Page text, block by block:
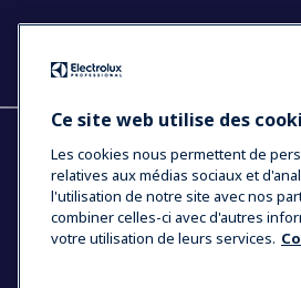
Ce site web utilise des
Les cookies nous permettent de
relatives aux médias sociaux et
l'utilisation de notre site avec nos
combiner celles-ci avec d'autres
votre utilisation de leurs services.